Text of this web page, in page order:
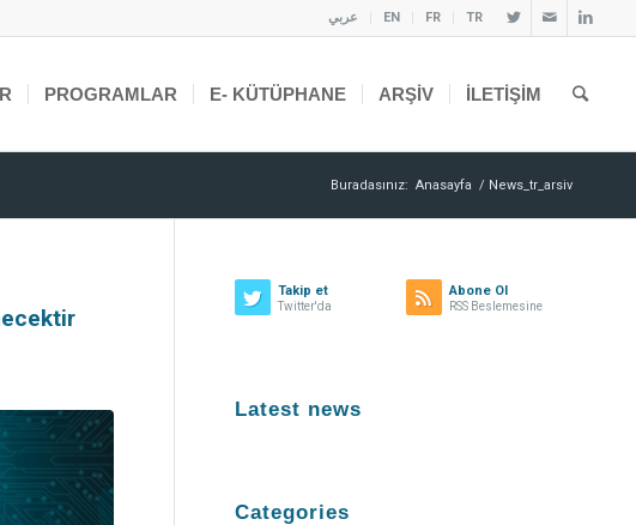
عربي EN FR TR
PROGRAMLAR E- KÜTÜPHANE ARŞIV İLETIŞIM
Buradasınız: Anasayfa / News_tr_arsiv
Takip et
Twitter'da
Abone Ol
RSS Beslemesine
Latest news
Categories